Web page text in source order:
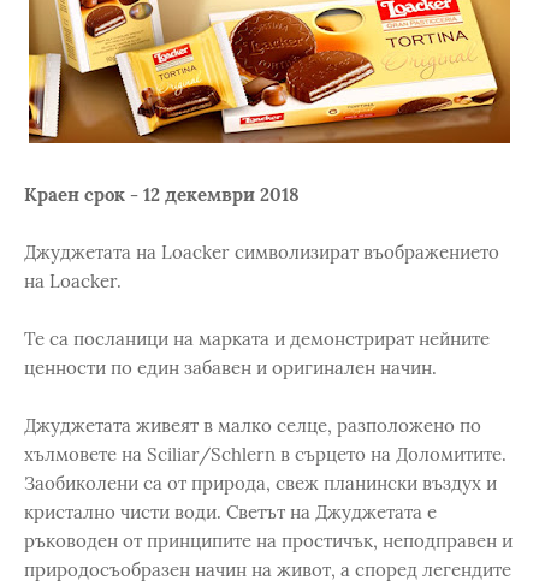
Краен срок - 12 декември 2018
Джуджетата на Loacker символизират въображението
на Loacker.
Те са посланици на марката и демонстрират нейните
ценности по един забавен и оригинален начин.
Джуджетата живеят в малко селце, разположено по
хълмовете на Sciliar/Schlern в сърцето на Доломитите.
Заобиколени са от природа, свеж планински въздух и
кристално чисти води. Светът на Джуджетата е
ръководен от принципите на простичък, неподправен и
природосъобразен начин на живот, а според легендите